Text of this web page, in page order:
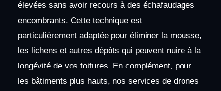
élevées sans avoir recours à des échafaudages
encombrants. Cette technique est
particulièrement adaptée pour éliminer la mousse,
les lichens et autres dépôts qui peuvent nuire à la
longévité de vos toitures. En complément, pour
les bâtiments plus hauts, nos services de drones